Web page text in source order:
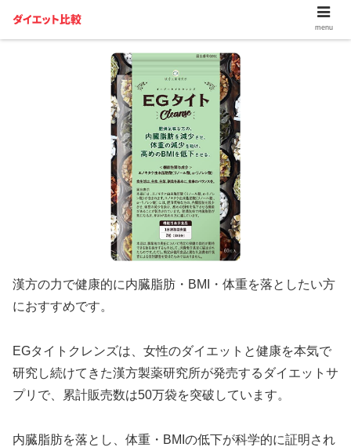
EGタイトクレンズ
漢方の力で健康的に内臓脂肪・BMI・体重を落としたい方
におすすめです。
EGタイトクレンズは、女性のダイエットと健康を本気で
研究し続けてきた漢方製薬研究所が発売するダイエットサ
プリで、累計販売数は50万袋を突破しています。
内臓脂肪を落とし、体重・BMIの低下が科学的に証明され
menu